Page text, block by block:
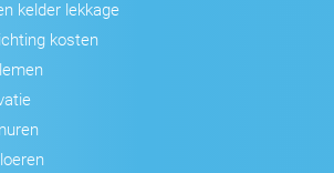
kelder lekkage
kosten